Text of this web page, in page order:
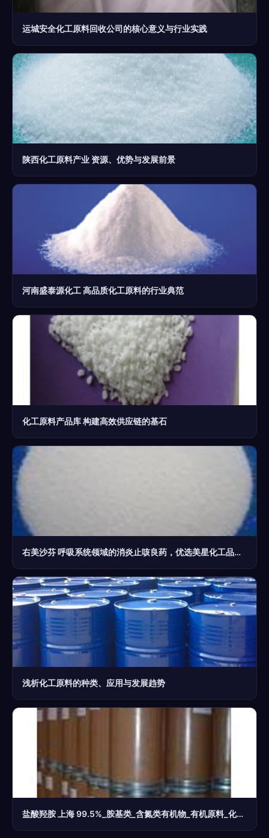
运城安全化工原料回收公司的核心意义与行业实践
陕西化工原料产业 资源、优势与发展前景
河南盛泰源化工 高品质化工原料的行业典范
化工原料产品库 构建高效供应链的基石
右美沙芬 呼吸系统领域的消炎止咳良药，优选美星化工品质原料
浅析化工原料的种类、应用与发展趋势
盐酸羟胺 上海 99.5%_胺基类_含氮类有机物_有机原料_化工产品_中华化工网